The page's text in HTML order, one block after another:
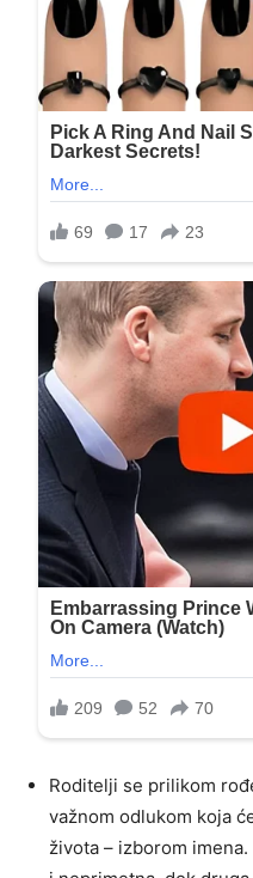
Roditelji se prilikom
važnom odlukom koja
života – izborom